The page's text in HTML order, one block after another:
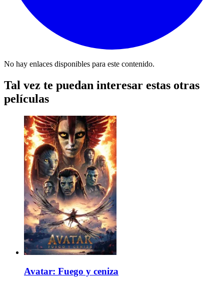
No hay enlaces disponibles para este contenido.
Tal vez te puedan interesar estas otras
películas
Avatar: Fuego y ceniza